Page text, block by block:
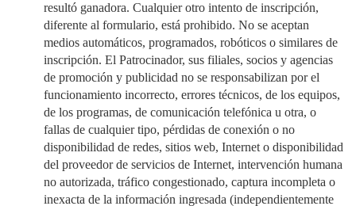
resultó ganadora. Cualquier otro intento de inscripción,
diferente al formulario, está prohibido. No se aceptan
medios automáticos, programados, robóticos o similares de
inscripción. El Patrocinador, sus filiales, socios y agencias
de promoción y publicidad no se responsabilizan por el
funcionamiento incorrecto, errores técnicos, de los equipos,
de los programas, de comunicación telefónica u otra, o
fallas de cualquier tipo, pérdidas de conexión o no
disponibilidad de redes, sitios web, Internet o disponibilidad
del proveedor de servicios de Internet, intervención humana
no autorizada, tráfico congestionado, captura incompleta o
inexacta de la información ingresada (independientemente